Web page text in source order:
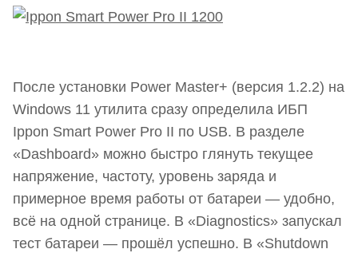
После установки Power Master+ (версия 1.2.2) на
Windows 11 утилита сразу определила ИБП
Ippon Smart Power Pro II по USB. В разделе
«Dashboard» можно быстро глянуть текущее
напряжение, частоту, уровень заряда и
примерное время работы от батареи — удобно,
всё на одной странице. В «Diagnostics» запускал
тест батареи — прошёл успешно. В «Shutdown